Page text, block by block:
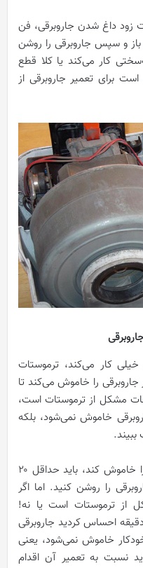
داغ شدن جاروبرقی، فن
باز و سپس جاروبرقی را روشن
کار می‌کند یا کلا قطع
برای تعمیر جاروبرقی از
خیلی کار می‌کند، ترموستات
را خاموش می‌کند تا
مشکل از ترموستات است،
خاموش نمی‌شود، بلکه
در حالت عادی اگر ترموستات موتور را خاموش کند، باید حداقل ۲۰
را روشن کنید. اما اگر
ترموستات است یا نه!
کار این است که اگر بعد از ۱۰ دقیقه احساس کردید جاروبرقی
خاموش نمی‌شود، یعنی
نسبت به تعمیر آن اقدام